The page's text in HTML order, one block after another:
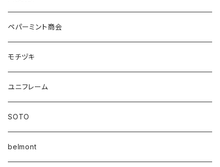
ペパーミント商会
モチヅキ
ユニフレーム
SOTO
belmont